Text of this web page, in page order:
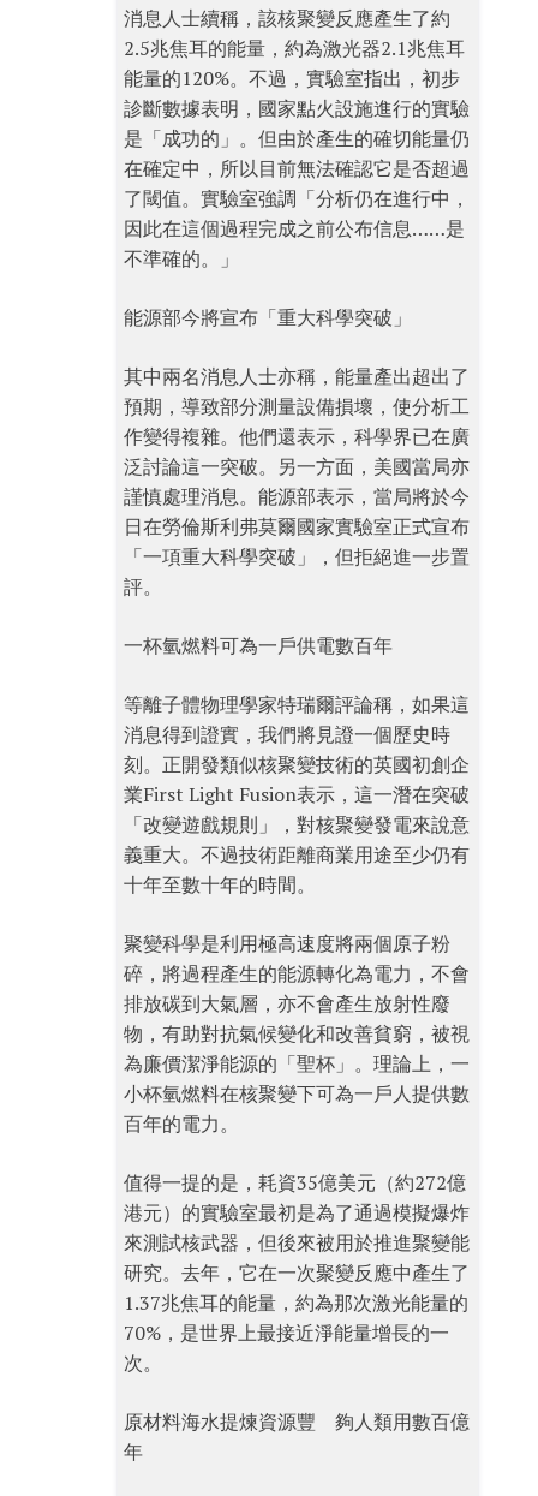
消息人士續稱，該核聚變反應產生了約
2.5兆焦耳的能量，約為激光器2.1兆焦耳
能量的120%。不過，實驗室指出，初步
診斷數據表明，國家點火設施進行的實驗
是「成功的」。但由於產生的確切能量仍
在確定中，所以目前無法確認它是否超過
了閾值。實驗室強調「分析仍在進行中，
因此在這個過程完成之前公布信息……是
不準確的。」
能源部今將宣布「重大科學突破」
其中兩名消息人士亦稱，能量產出超出了
預期，導致部分測量設備損壞，使分析工
作變得複雜。他們還表示，科學界已在廣
泛討論這一突破。另一方面，美國當局亦
謹慎處理消息。能源部表示，當局將於今
日在勞倫斯利弗莫爾國家實驗室正式宣布
「一項重大科學突破」，但拒絕進一步置
評。
一杯氫燃料可為一戶供電數百年
等離子體物理學家特瑞爾評論稱，如果這
消息得到證實，我們將見證一個歷史時
刻。正開發類似核聚變技術的英國初創企
業First Light Fusion表示，這一潛在突破
「改變遊戲規則」，對核聚變發電來說意
義重大。不過技術距離商業用途至少仍有
十年至數十年的時間。
聚變科學是利用極高速度將兩個原子粉
碎，將過程產生的能源轉化為電力，不會
排放碳到大氣層，亦不會產生放射性廢
物，有助對抗氣候變化和改善貧窮，被視
為廉價潔淨能源的「聖杯」。理論上，一
小杯氫燃料在核聚變下可為一戶人提供數
百年的電力。
值得一提的是，耗資35億美元（約272億
港元）的實驗室最初是為了通過模擬爆炸
來測試核武器，但後來被用於推進聚變能
研究。去年，它在一次聚變反應中產生了
1.37兆焦耳的能量，約為那次激光能量的
70%，是世界上最接近淨能量增長的一
次。
原材料海水提煉資源豐 夠人類用數百億
年